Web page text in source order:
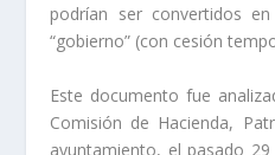
podrían ser convertidos
“gobierno” (con cesión
Este documento fue
Comisión de Hacienda,
ayuntamiento, el pasado